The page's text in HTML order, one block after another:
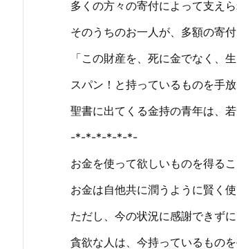
多くの方々の寄付によって支え
そのうちのお一人が、多額の寄
「この財産を、死に金でなく、
スパン！と持っているものを手
聖書に出てくる金持の青年は、
-*-*-*-*-*-*-
お金を使って欲しいものを得る
お金は自他共に潤うように賢く使
ただし、今の状況に感謝できず
貪欲な人は、今持っているものを